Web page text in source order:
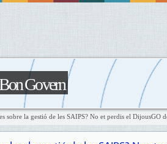
Govern
sobre la gestió de les SAIPS? No et perdis el DijousGO